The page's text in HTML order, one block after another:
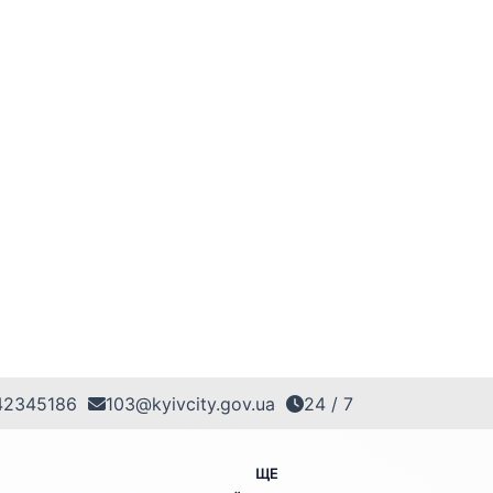
103@kyivcity.gov.ua 24 / 7
ЩЕ